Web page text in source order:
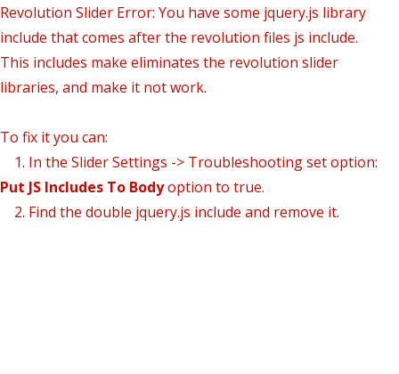
Revolution Slider Error: You have some jquery.js library
include that comes after the revolution files js include.
This includes make eliminates the revolution slider
libraries, and make it not work.
To fix it you can:
1. In the Slider Settings -> Troubleshooting set option:
Put JS Includes To Bodyoption to true.
2. Find the double jquery.js include and remove it.